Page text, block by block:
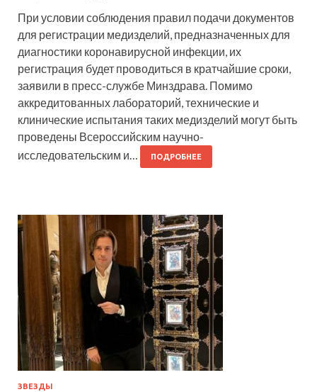
При условии соблюдения правил подачи документов
для регистрации медизделий, предназначенных для
диагностики коронавирусной инфекции, их
регистрация будет проводиться в кратчайшие сроки,
заявили в пресс-службе Минздрава. Помимо
аккредитованных лабораторий, технические и
клинические испытания таких медизделий могут быть
проведены Всероссийским научно-
исследовательским и…
ПОДРОБНЕЕ
ЗВЕЗДЫ